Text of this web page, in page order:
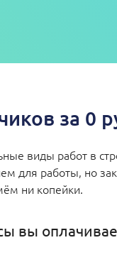
за 0
виды работ в
для работы, но
ни копейки.
вы